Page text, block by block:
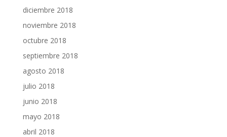
diciembre 2018
noviembre 2018
octubre 2018
septiembre 2018
agosto 2018
julio 2018
junio 2018
mayo 2018
abril 2018